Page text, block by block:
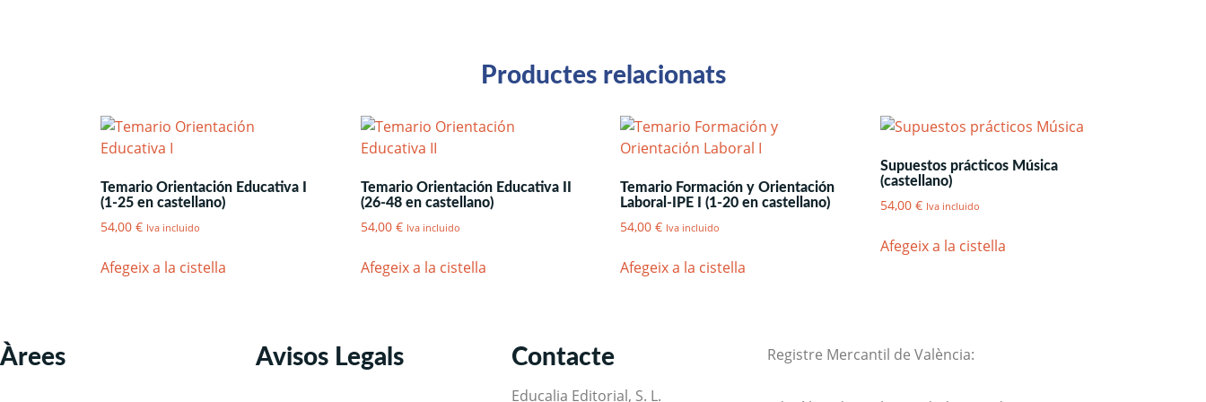
Productes relacionats
Temario Orientación Educativa I
(1-25 en castellano)
54,00 € Iva incluido
Afegeix a la cistella
Temario Orientación Educativa II
(26-48 en castellano)
54,00 € Iva incluido
Afegeix a la cistella
Temario Formación y Orientación
Laboral-IPE I (1-20 en castellano)
54,00 € Iva incluido
Afegeix a la cistella
Supuestos prácticos Música
(castellano)
54,00 € Iva incluido
Afegeix a la cistella
Àrees Avisos Legals Contacte
Educalia Editorial, S. L.
Registre Mercantil de València: